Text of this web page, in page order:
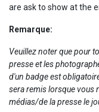
are ask to show at the
Remarque:
Veuillez noter que pour
presse et les
d'un badge est
sera remis lorsque vous
médias/de la presse le